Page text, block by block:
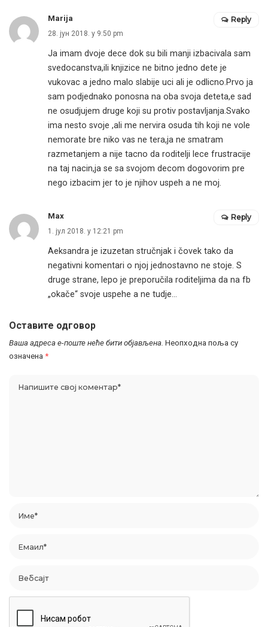
Marija
28. јун 2018. у 9:50 pm
Ja imam dvoje dece dok su bili manji izbacivala sam
svedocanstva,ili knjizice ne bitno jedno dete je
vukovac a jedno malo slabije uci ali je odlicno.Prvo ja
sam podjednako ponosna na oba svoja deteta,e sad
ne osudjujem druge koji su protiv postavljanja.Svako
ima nesto svoje ,ali me nervira osuda tih koji ne vole
nemorate bre niko vas ne tera,ja ne smatram
razmetanjem a nije tacno da roditelji lece frustracije
na taj nacin,ja se sa svojom decom dogovorim pre
nego izbacim jer to je njihov uspeh a ne moj.
Reply
Max
1. јул 2018. у 12:21 pm
Aeksandra je izuzetan stručnjak i čovek tako da
negativni komentari o njoj jednostavno ne stoje. S
druge strane, lepo je preporučila roditeljima da na fb
„okače“ svoje uspehe a ne tudje…
Reply
Оставите одговор
Ваша адреса е-поште неће бити објављена. Неопходна поља су
означена *